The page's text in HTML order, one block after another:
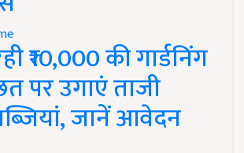
₹10,000 की गार्डनिंग
पर उगाएं ताजी
जानें आवेदन